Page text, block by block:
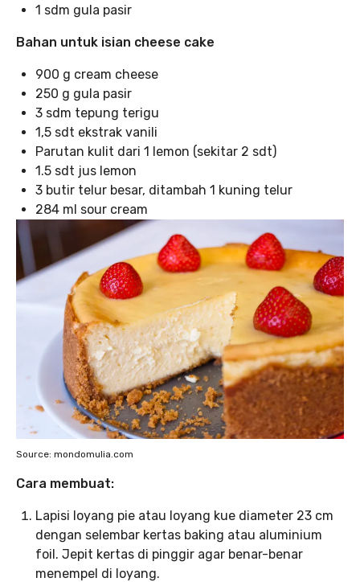
1 sdm gula pasir
Bahan untuk isian cheese cake
900 g cream cheese
250 g gula pasir
3 sdm tepung terigu
1,5 sdt ekstrak vanili
Parutan kulit dari 1 lemon (sekitar 2 sdt)
1.5 sdt jus lemon
3 butir telur besar, ditambah 1 kuning telur
284 ml sour cream
Source: mondomulia.com
Cara membuat:
Lapisi loyang pie atau loyang kue diameter 23 cm
dengan selembar kertas baking atau aluminium
foil. Jepit kertas di pinggir agar benar-benar
menempel di loyang.